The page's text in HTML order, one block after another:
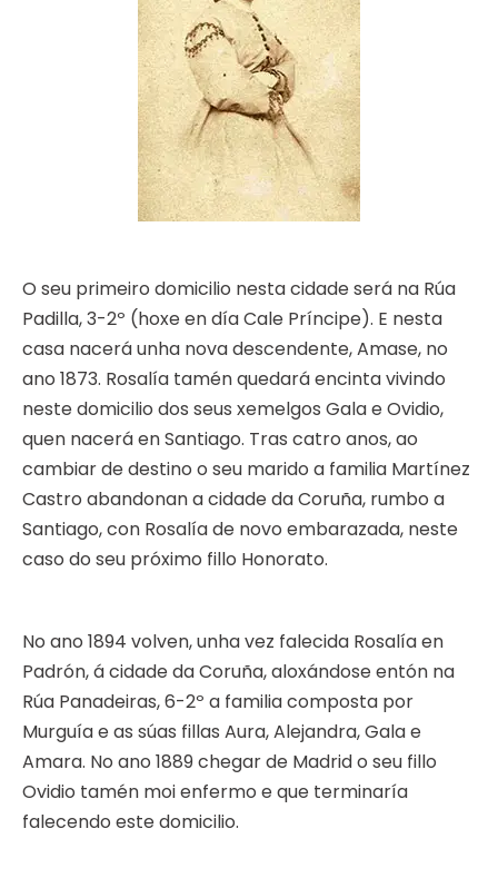
O seu primeiro domicilio nesta cidade será na Rúa
Padilla, 3-2º (hoxe en día Cale Príncipe). E nesta
casa nacerá unha nova descendente, Amase, no
ano 1873. Rosalía tamén quedará encinta vivindo
neste domicilio dos seus xemelgos Gala e Ovidio,
quen nacerá en Santiago. Tras catro anos, ao
cambiar de destino o seu marido a familia Martínez
Castro abandonan a cidade da Coruña, rumbo a
Santiago, con Rosalía de novo embarazada, neste
caso do seu próximo fillo Honorato.
No ano 1894 volven, unha vez falecida Rosalía en
Padrón, á cidade da Coruña, aloxándose entón na
Rúa Panadeiras, 6-2º a familia composta por
Murguía e as súas fillas Aura, Alejandra, Gala e
Amara. No ano 1889 chegar de Madrid o seu fillo
Ovidio tamén moi enfermo e que terminaría
falecendo este domicilio.